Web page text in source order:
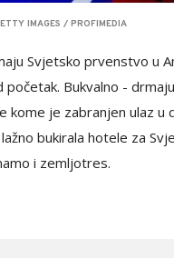
IMAGES / PROFIMEDIA
Svjetsko prvenstvo u
početak. Bukvalno -
kome je zabranjen ulaz u
bukirala hotele za
i zemljotres.